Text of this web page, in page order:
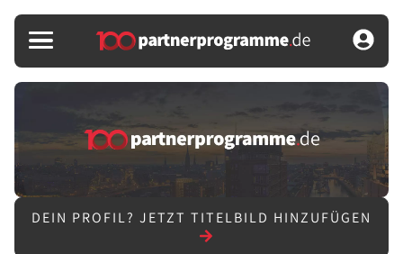
DEIN PROFIL? JETZT TITELBILD HINZUFÜGEN